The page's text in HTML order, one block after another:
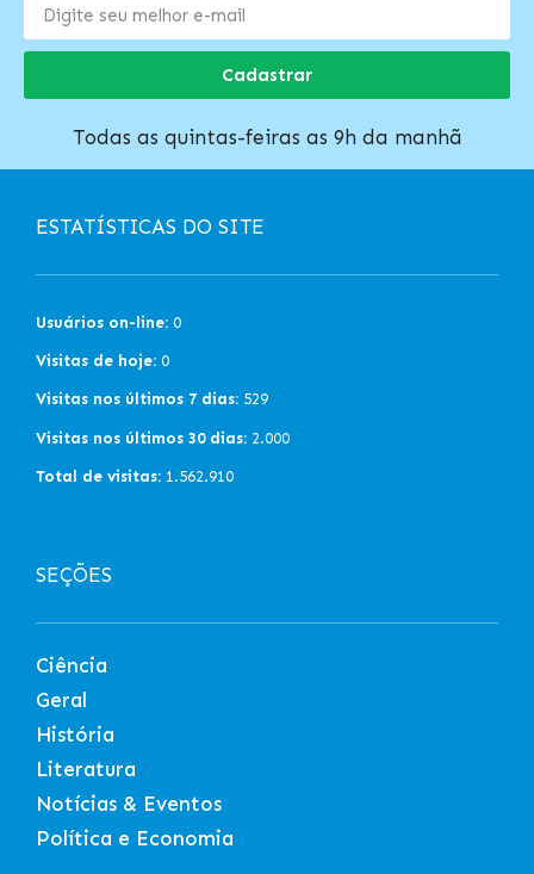
Cadastrar
Todas as quintas-feiras as 9h da manhã
ESTATÍSTICAS DO SITE
Usuários on-line: 0
Visitas de hoje: 0
Visitas nos últimos 7 dias: 529
Visitas nos últimos 30 dias: 2.000
Total de visitas: 1.562.910
SEÇÕES
Ciência
Geral
História
Literatura
Notícias & Eventos
Política e Economia